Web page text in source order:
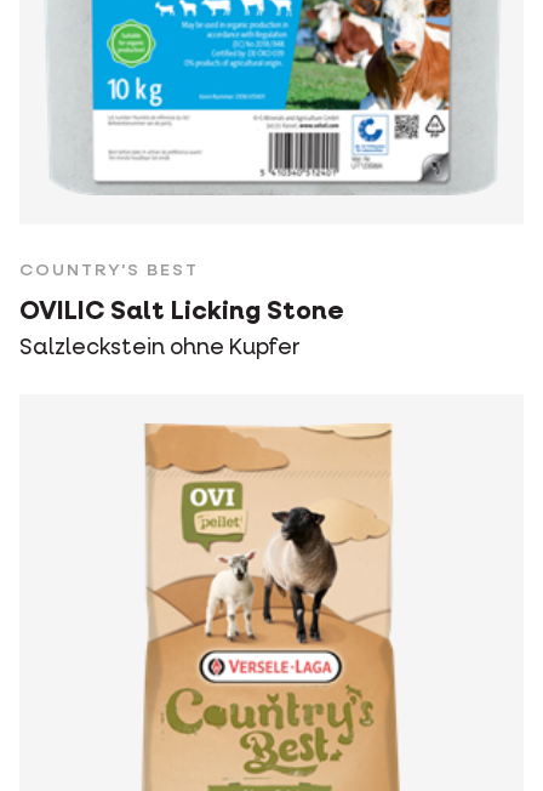
COUNTRY'S BEST
OVILIC Salt Licking Stone
Salzleckstein ohne Kupfer